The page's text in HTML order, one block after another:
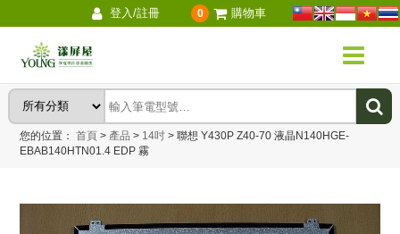
登入/註冊 0 購物車
您的位置：首頁 > 產品 > 14吋 > 聯想 Y430P Z40-70 液晶N140HGE-
EBAB140HTN01.4 EDP 霧